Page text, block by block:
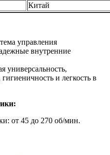
Китай
управления
внутренние
универсальность,
и легкость в
от 45 до 270 об/мин.